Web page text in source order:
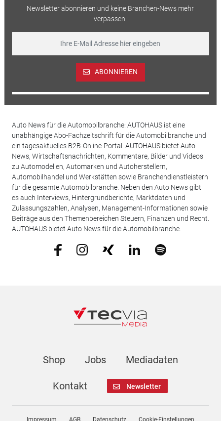
Newsletter abonnieren und keine Branchen-News mehr
verpassen.
ABONNIEREN
Auto News für die Automobilbranche: AUTOHAUS ist eine
unabhängige Abo-Fachzeitschrift für die Automobilbranche und
ein tagesaktuelles B2B-Online-Portal. AUTOHAUS bietet Auto
News, Wirtschaftsnachrichten, Kommentare, Bilder und Videos
zu Automodellen, Automarken und Autoherstellern,
Automobilhandel und Werkstätten sowie Branchendienstleistern
für die gesamte Automobilbranche. Neben den Auto News gibt
es auch Interviews, Hintergrundberichte, Marktdaten und
Zulassungszahlen, Analysen, Management-Informationen sowie
Beiträge aus den Themenbereichen Steuern, Finanzen und Recht.
AUTOHAUS bietet Auto News für die Automobilbranche.
Shop Jobs Mediadaten
Kontakt Newsletter
Impressum AGB Datenschutz Cookie-Einstellungen